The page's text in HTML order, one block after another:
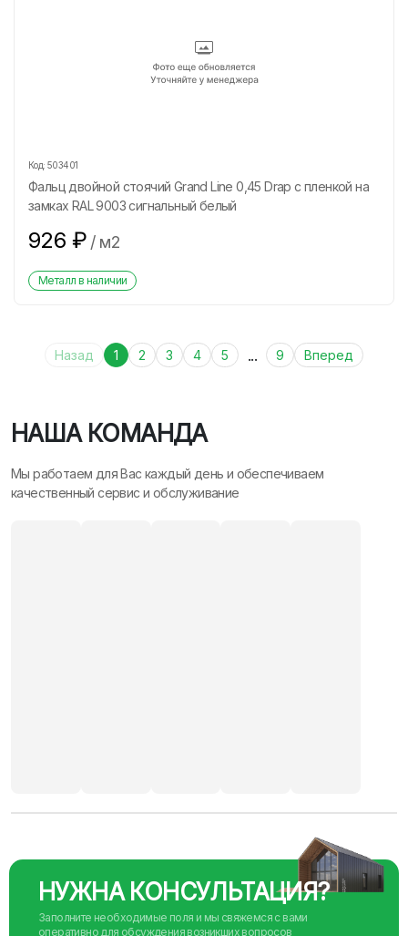
Код: 503401
Фальц двойной стоячий Grand Line 0,45 Drap с пленкой на
замках RAL 9003 сигнальный белый
926 ₽ / м2
Металл в наличии
Назад 1 2 3 4 5 ... 9 Вперед
НАША КОМАНДА
Мы работаем для Вас каждый день и обеспечиваем
качественный сервис и обслуживание
НУЖНА КОНСУЛЬТАЦИЯ?
Заполните необходимые поля и мы свяжемся с вами
оперативно для обсуждения возникших вопросов